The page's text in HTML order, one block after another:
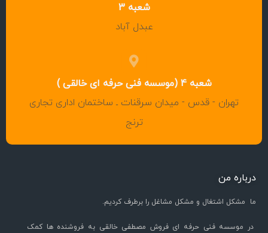
شعبه 3
عبدل آباد
شعبه 4 (موسسه فنی حرفه ای خالقی )
تهران - قدس - میدان سرقنات ـ ساختمان اداری تجاری
ترنج
درباره من
ما مشکل اشتغال و مشکل مشاغل را برطرف کردیم.
در موسسه فنی حرفه ای فروش مصطفی خالقی به فروشنده ها کمک